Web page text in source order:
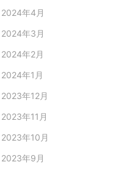
2024年4月
2024年3月
2024年2月
2024年1月
2023年12月
2023年11月
2023年10月
2023年9月